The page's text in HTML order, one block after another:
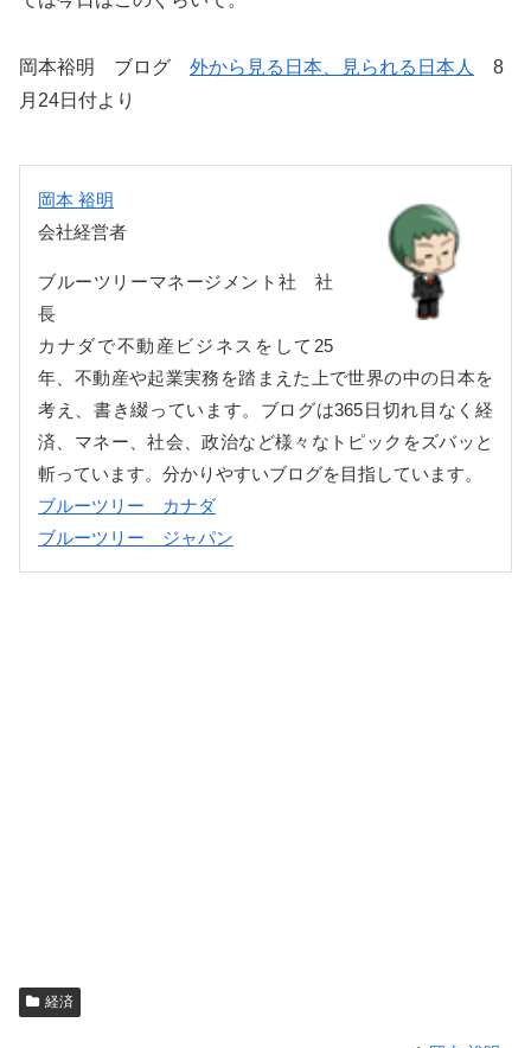
岡本裕明 ブログ 外から見る日本、見られる日本人
8
月24日付より
岡本 裕明
会社経営者
ブルーツリーマネージメント社 社
長
カナダで不動産ビジネスをして25
年、不動産や起業実務を踏まえた上で世界の中の日本を
考え、書き綴っています。ブログは365日切れ目なく経
済、マネー、社会、政治など様々なトピックをズバッと
斬っています。分かりやすいブログを目指しています。
ブルーツリー カナダ
ブルーツリー ジャパン
経済